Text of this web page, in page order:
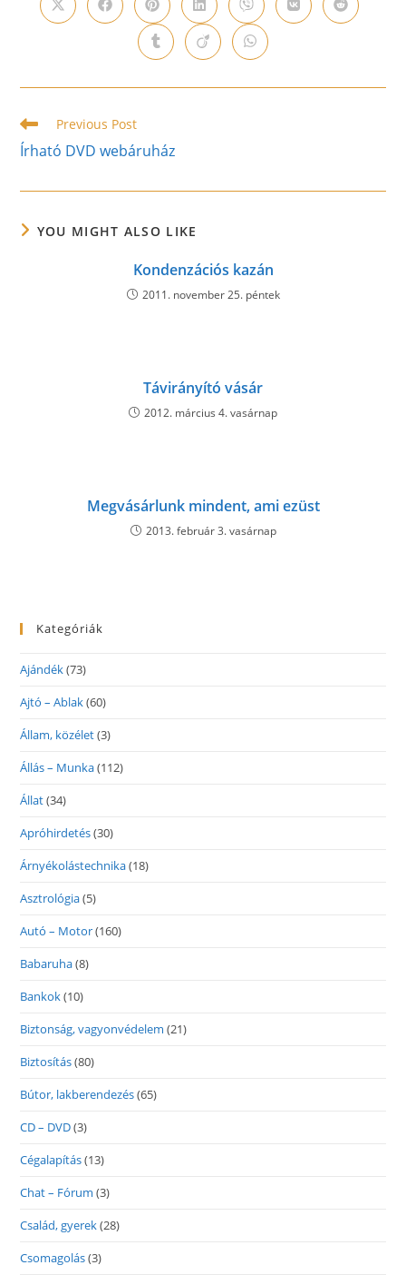
Opens
in
Opens
in
window
Opens
in
a
new
window
Opens
in
a
new
window
Opens
in
a
new
window
Opens
in
Opens
in
Opens
in
new
Opens
in
new
Opens
in
new
Read
more
articles
Previous Post
Írható DVD webáruház
YOU MIGHT ALSO LIKE
Kondenzációs kazán
2011. november 25. péntek
Távirányító vásár
2012. március 4. vasárnap
Megvásárlunk mindent, ami ezüst
2013. február 3. vasárnap
Kategóriák
Ajándék(73)
Ajtó – Ablak(60)
Állam, közélet(3)
Állás – Munka(112)
Állat(34)
Apróhirdetés(30)
Árnyékolástechnika(18)
Asztrológia(5)
Autó – Motor(160)
Babaruha(8)
Bankok(10)
Biztonság, vagyonvédelem (21)
Biztosítás(80)
Bútor, lakberendezés(65)
CD – DVD(3)
Cégalapítás(13)
Chat – Fórum (3)
Család, gyerek(28)
Csomagolás(3)